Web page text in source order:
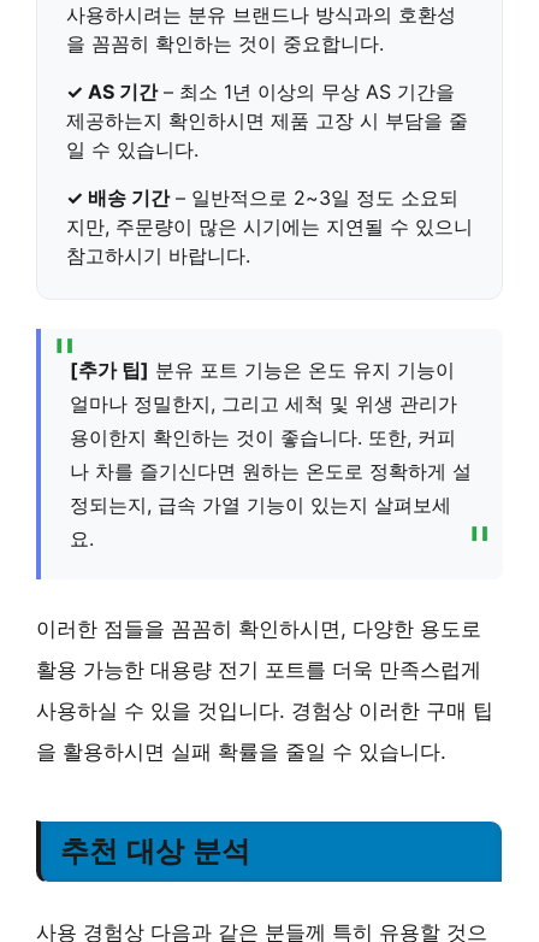
사용하시려는 분유 브랜드나 방식과의 호환성
을 꼼꼼히 확인하는 것이 중요합니다.
✓ AS 기간– 최소 1년 이상의 무상 AS 기간을
제공하는지 확인하시면 제품 고장 시 부담을 줄
일 수 있습니다.
✓ 배송 기간– 일반적으로 2~3일 정도 소요되
지만, 주문량이 많은 시기에는 지연될 수 있으니
참고하시기 바랍니다.
[추가 팁] 분유 포트 기능은 온도 유지 기능이
얼마나 정밀한지, 그리고 세척 및 위생 관리가
용이한지 확인하는 것이 좋습니다. 또한, 커피
나 차를 즐기신다면 원하는 온도로 정확하게 설
정되는지, 급속 가열 기능이 있는지 살펴보세
요.
이러한 점들을 꼼꼼히 확인하시면, 다양한 용도로
활용 가능한 대용량 전기 포트를 더욱 만족스럽게
사용하실 수 있을 것입니다. 경험상 이러한 구매 팁
을 활용하시면 실패 확률을 줄일 수 있습니다.
추천 대상 분석
사용 경험상 다음과 같은 분들께 특히 유용할 것으